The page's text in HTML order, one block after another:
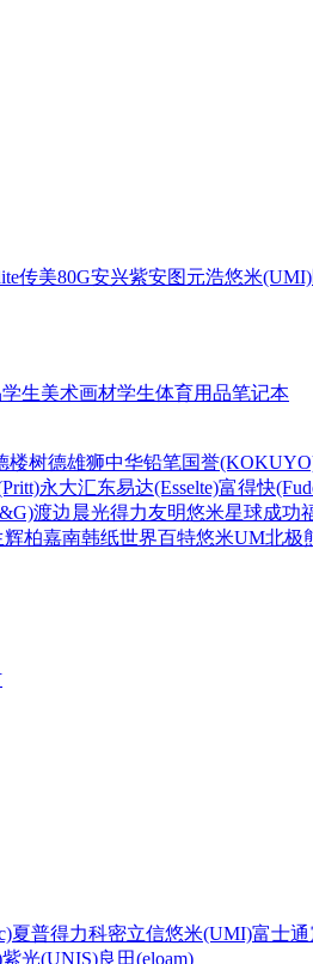
传美80G安兴紫安图元浩悠米(UMI)
学生美术画材学生体育用品笔记本
楼树德雄狮中华铅笔国誉
永大汇东易达(Esselte)富得快
渡边 晨光得力友明悠米星球成功
辉柏嘉南韩纸世界百特悠米UM北极
夏普得力科密立信悠米(UMI)富士通
紫光(UNIS)良田(eloam)